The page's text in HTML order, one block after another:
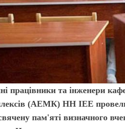
працівники та інженери
(АЕМК) НН ІЕЕ
пам'яті визначного